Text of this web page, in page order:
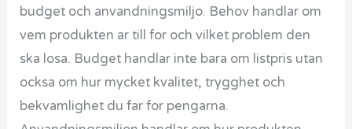
budget och anvandningsmiljo. Behov handlar om
vem produkten ar till for och vilket problem den
ska losa. Budget handlar inte bara om listpris utan
ocksa om hur mycket kvalitet, trygghet och
bekvamlighet du far for pengarna.